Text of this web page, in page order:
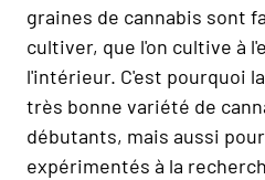
graines de cannabis sont
cultiver, que l'on cultive à
l'intérieur. C'est pourquoi
très bonne variété de
débutants, mais aussi
expérimentés à la